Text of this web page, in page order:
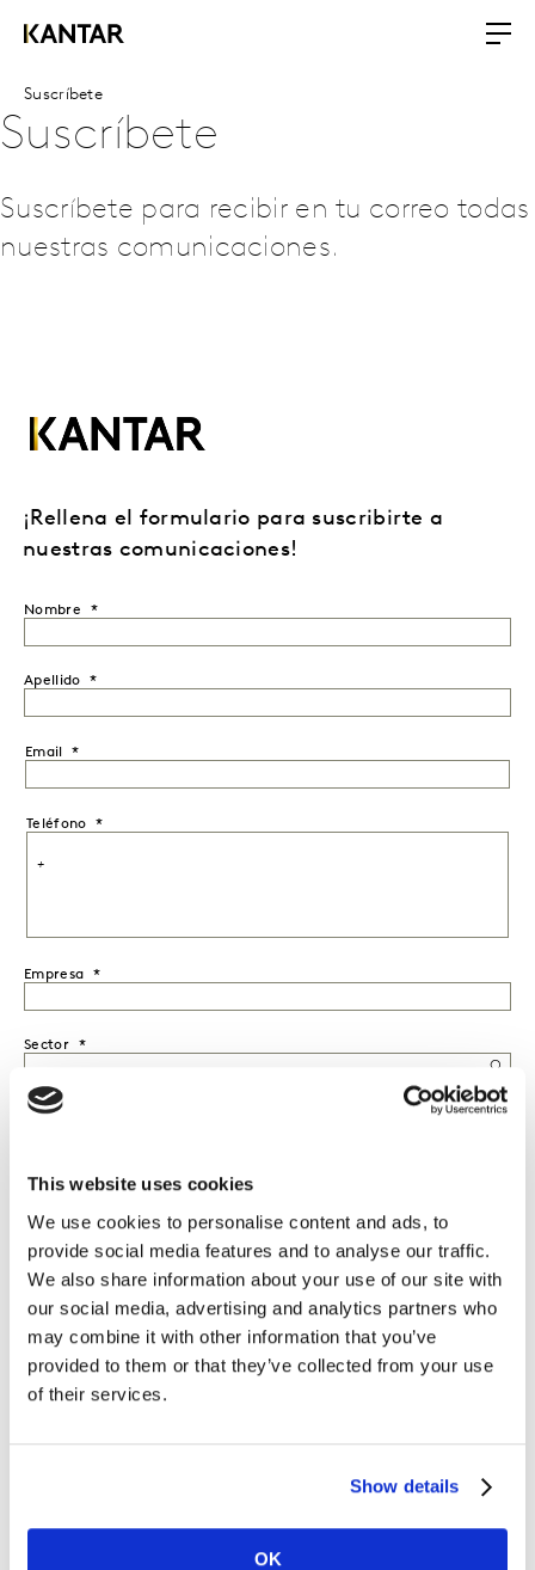
This website uses cookies
We use cookies to personalise content and ads, to
provide social media features and to analyse our traffic.
We also share information about your use of our site with
our social media, advertising and analytics partners who
may combine it with other information that you’ve
provided to them or that they’ve collected from your use
of their services.
Show details
OK
Suscríbete
Suscríbete
Suscríbete para recibir en tu correo todas
nuestras comunicaciones.
¡Rellena el formulario para suscribirte a
nuestras comunicaciones!
Nombre
Apellido
Email
Teléfono
Empresa
Sector
Cargo
País
Provincia
Me gustaría recibir comunicaciones de marketing de Kantar.
Acepto losTérminos y Condiciones